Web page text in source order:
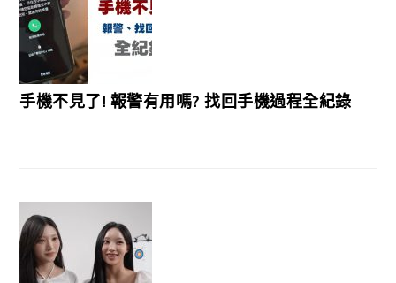
手機不見了! 報警有用嗎? 找回手機過程全紀錄